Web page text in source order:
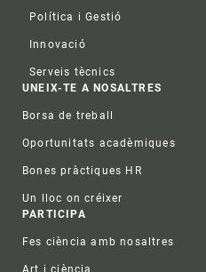
Política i Gestió
Innovació
Serveis tècnics
UNEIX-TE A NOSALTRES
Borsa de treball
Oportunitats acadèmiques
Bones pràctiques HR
Un lloc on créixer
PARTICIPA
Fes ciència amb nosaltres
Art i ciència